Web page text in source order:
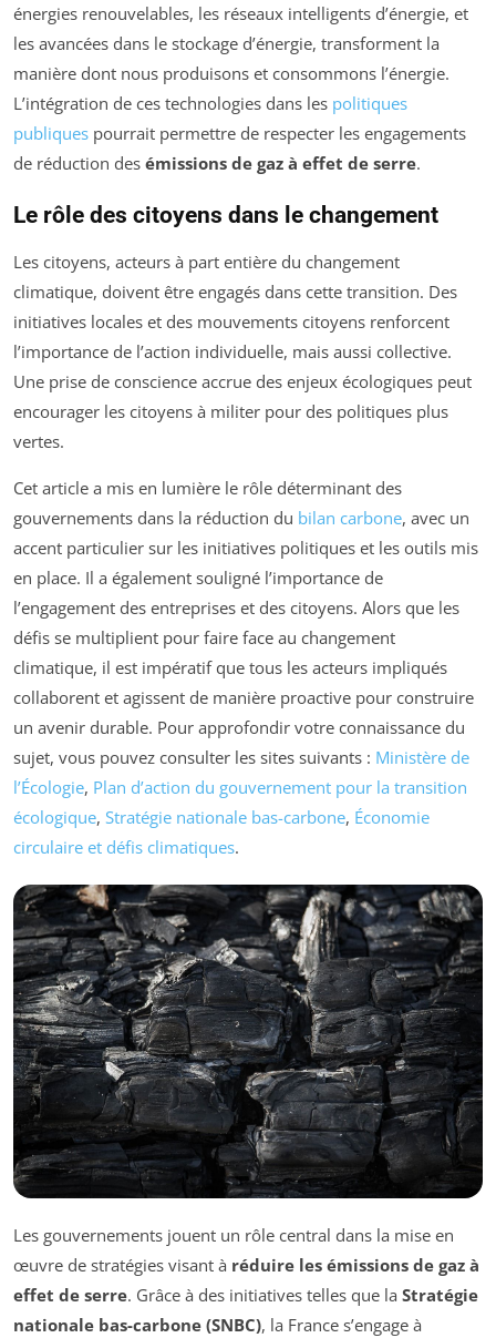
énergies renouvelables, les réseaux intelligents d’énergie, et
les avancées dans le stockage d’énergie, transforment la
manière dont nous produisons et consommons l’énergie.
L’intégration de ces technologies dans les politiques
publiques pourrait permettre de respecter les engagements
de réduction des émissions de gaz à effet de serre.
Le rôle des citoyens dans le changement
Les citoyens, acteurs à part entière du changement
climatique, doivent être engagés dans cette transition. Des
initiatives locales et des mouvements citoyens renforcent
l’importance de l’action individuelle, mais aussi collective.
Une prise de conscience accrue des enjeux écologiques peut
encourager les citoyens à militer pour des politiques plus
vertes.
Cet article a mis en lumière le rôle déterminant des
gouvernements dans la réduction du bilan carbone, avec un
accent particulier sur les initiatives politiques et les outils mis
en place. Il a également souligné l’importance de
l’engagement des entreprises et des citoyens. Alors que les
défis se multiplient pour faire face au changement
climatique, il est impératif que tous les acteurs impliqués
collaborent et agissent de manière proactive pour construire
un avenir durable. Pour approfondir votre connaissance du
sujet, vous pouvez consulter les sites suivants : Ministère de
l’Écologie, Plan d’action du gouvernement pour la transition
écologique, Stratégie nationale bas-carbone, Économie
circulaire et défis climatiques.
Les gouvernements jouent un rôle central dans la mise en
œuvre de stratégies visant à réduire les émissions de gaz à
effet de serre. Grâce à des initiatives telles que la Stratégie
nationale bas-carbone (SNBC), la France s’engage à